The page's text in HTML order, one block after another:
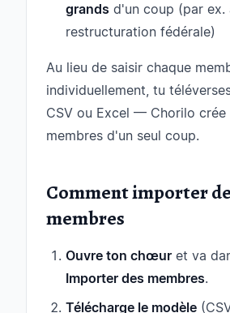
grands d'un coup (par ex.
restructuration fédérale)
Au lieu de saisir chaque
individuellement, tu
CSV ou Excel — Chorilo crée
membres d'un seul coup.
Comment importer
membres
Ouvre ton chœur et va
Importer des membres.
Télécharge le modèle